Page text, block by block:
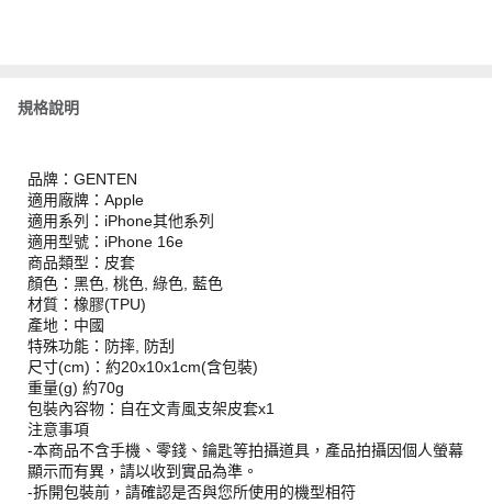
規格說明
品牌：GENTEN
適用廠牌：Apple
適用系列：iPhone其他系列
適用型號：iPhone 16e
商品類型：皮套
顏色：黑色, 桃色, 綠色, 藍色
材質：橡膠(TPU)
產地：中國
特殊功能：防摔, 防刮
尺寸(cm)：約20x10x1cm(含包裝)
重量(g) 約70g
包裝內容物：自在文青風支架皮套x1
注意事項
-本商品不含手機、零錢、鑰匙等拍攝道具，產品拍攝因個人螢幕
顯示而有異，請以收到實品為準。
-拆開包裝前，請確認是否與您所使用的機型相符